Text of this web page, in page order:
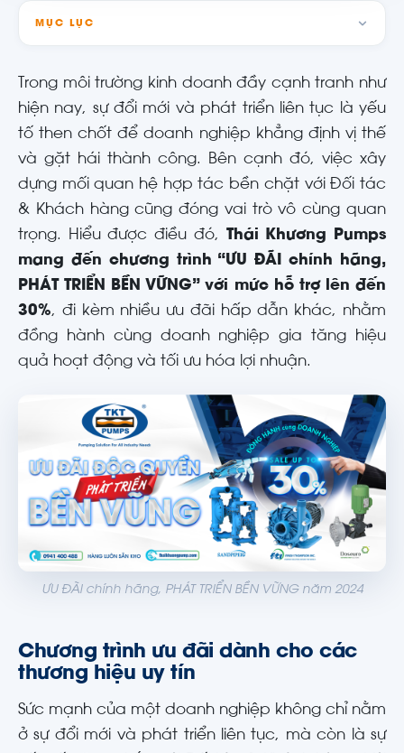
MỤC LỤC
Trong môi trường kinh doanh đầy cạnh tranh như
hiện nay, sự đổi mới và phát triển liên tục là yếu
tố then chốt để doanh nghiệp khẳng định vị thế
và gặt hái thành công. Bên cạnh đó, việc xây
dựng mối quan hệ hợp tác bền chặt với Đối tác
& Khách hàng cũng đóng vai trò vô cùng quan
trọng. Hiểu được điều đó, Thái Khương Pumps
mang đến chương trình “ƯU ĐÃI chính hãng,
PHÁT TRIỂN BỀN VỮNG” với mức hỗ trợ lên đến
30%, đi kèm nhiều ưu đãi hấp dẫn khác, nhằm
đồng hành cùng doanh nghiệp gia tăng hiệu
quả hoạt động và tối ưu hóa lợi nhuận.
ƯU ĐÃI chính hãng, PHÁT TRIỂN BỀN VỮNG năm 2024
Chương trình ưu đãi dành cho các
thương hiệu uy tín
Sức mạnh của một doanh nghiệp không chỉ nằm
ở sự đổi mới và phát triển liên tục, mà còn là sự